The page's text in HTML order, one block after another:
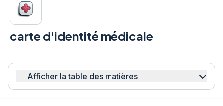
carte d'identité médicale
Afficher la table des matières